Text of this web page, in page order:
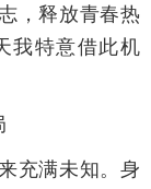
，释放青春热
我特意借此机
充满未知。身